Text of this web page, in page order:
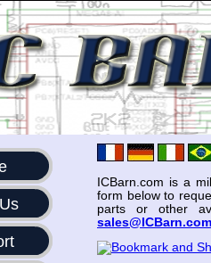
ICBarn.com is a
form below to
parts or other
sales@ICBarn.com